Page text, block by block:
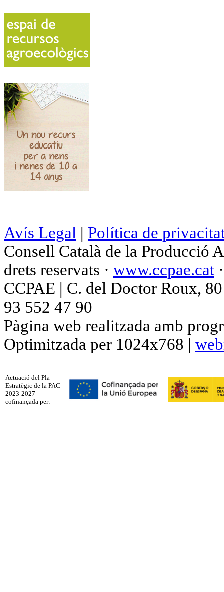
Avís Legal | Política de
Consell Català de la Producció
drets reservats · www.ccpae.cat
CCPAE | C. del Doctor Roux,
93 552 47 90
Pàgina web realitzada amb
Optimitzada per 1024x768 |
Actuació del Pla
Estratègic de la PAC
2023-2027
cofinançada per: